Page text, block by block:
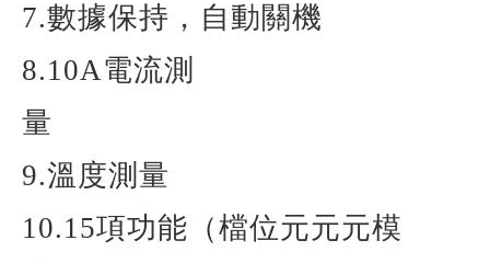
7.數據保持，自動關機
8.10A電流測
量
9.溫度測量
10.15項功能（檔位元元元模